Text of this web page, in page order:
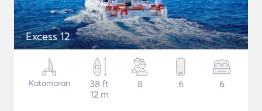
Excess 12
Katamaran
38 ft
12 m
8 6 6